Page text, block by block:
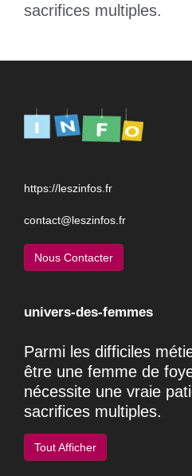
sacrifices multiples.
https://leszinfos.fr
contact@leszinfos.fr
Nous Contacter
univers-des-femmes
Parmi les difficiles
être une femme de
nécessite une vraie
sacrifices multiples.
Tout Afficher